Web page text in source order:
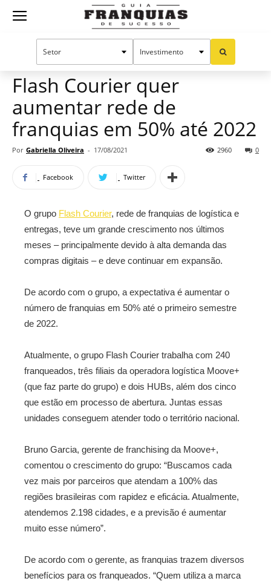
Guia
Mercado de franquias
Flash Courier quer
aumentar rede de
franquias em 50% até 2022
Por Gabriella Oliveira - 17/08/2021 0
2960
Facebook Twitter
O grupo Flash Courier, rede de franquias de logística e
entregas, teve um grande crescimento nos últimos
meses – principalmente devido à alta demanda das
compras digitais – e deve continuar em expansão.
De acordo com o grupo, a expectativa é aumentar o
número de franquias em 50% até o primeiro semestre
de 2022.
Atualmente, o grupo Flash Courier trabalha com 240
franqueados, três filiais da operadora logística Moove+
(que faz parte do grupo) e dois HUBs, além dos cinco
que estão em processo de abertura. Juntas essas
unidades conseguem atender todo o território nacional.
Bruno Garcia, gerente de franchising da Moove+,
comentou o crescimento do grupo: “Buscamos cada
vez mais por parceiros que atendam a 100% das
regiões brasileiras com rapidez e eficácia. Atualmente,
atendemos 2.198 cidades, e a previsão é aumentar
muito esse número”.
De acordo com o gerente, as franquias trazem diversos
benefícios para os franqueados. “Quem utiliza a marca